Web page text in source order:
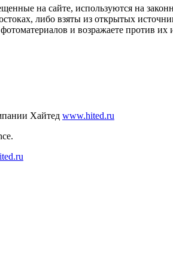
на сайте, используются на
либо взяты из открытых
и возражаете против их
Хайтед www.hited.ru